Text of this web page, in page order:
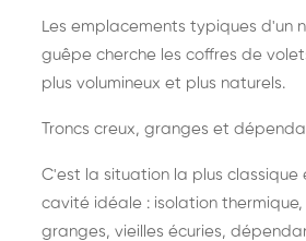
Les emplacements typiques d'un
guêpe cherche les coffres de
plus volumineux et plus naturels.
Troncs creux, granges et
C'est la situation la plus classique
cavité idéale : isolation
granges, vieilles écuries,